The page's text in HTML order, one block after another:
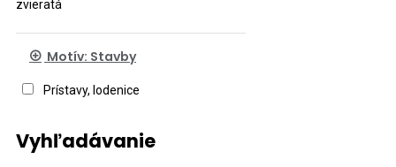
zvieratá
Motív: Stavby
Prístavy, lodenice
Vyhľadávanie